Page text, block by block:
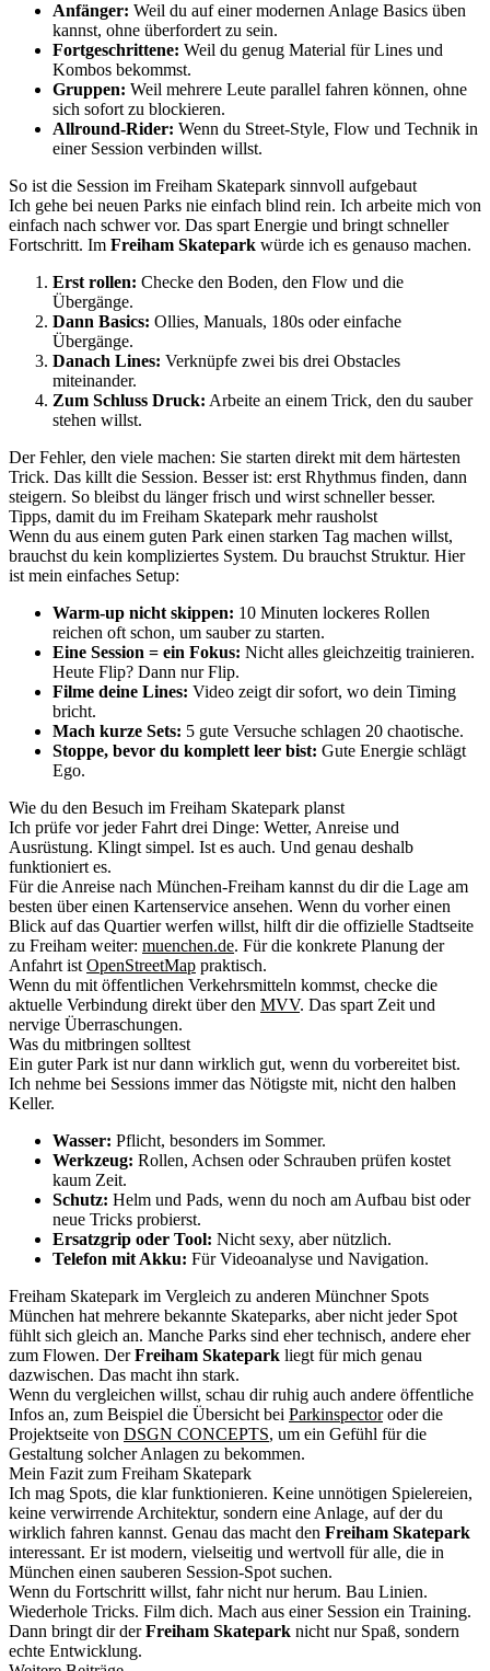
Anfänger: Weil du auf einer modernen Anlage Basics üben
kannst, ohne überfordert zu sein.
Fortgeschrittene: Weil du genug Material für Lines und
Kombos bekommst.
Gruppen: Weil mehrere Leute parallel fahren können, ohne
sich sofort zu blockieren.
Allround-Rider: Wenn du Street-Style, Flow und Technik in
einer Session verbinden willst.
So ist die Session im Freiham Skatepark sinnvoll aufgebaut
Ich gehe bei neuen Parks nie einfach blind rein. Ich arbeite mich von
einfach nach schwer vor. Das spart Energie und bringt schneller
Fortschritt. Im Freiham Skatepark würde ich es genauso machen.
Erst rollen: Checke den Boden, den Flow und die
Übergänge.
Dann Basics: Ollies, Manuals, 180s oder einfache
Übergänge.
Danach Lines: Verknüpfe zwei bis drei Obstacles
miteinander.
Zum Schluss Druck: Arbeite an einem Trick, den du sauber
stehen willst.
Der Fehler, den viele machen: Sie starten direkt mit dem härtesten
Trick. Das killt die Session. Besser ist: erst Rhythmus finden, dann
steigern. So bleibst du länger frisch und wirst schneller besser.
Tipps, damit du im Freiham Skatepark mehr rausholst
Wenn du aus einem guten Park einen starken Tag machen willst,
brauchst du kein kompliziertes System. Du brauchst Struktur. Hier
ist mein einfaches Setup:
Warm-up nicht skippen: 10 Minuten lockeres Rollen
reichen oft schon, um sauber zu starten.
Eine Session = ein Fokus: Nicht alles gleichzeitig trainieren.
Heute Flip? Dann nur Flip.
Filme deine Lines: Video zeigt dir sofort, wo dein Timing
bricht.
Mach kurze Sets: 5 gute Versuche schlagen 20 chaotische.
Stoppe, bevor du komplett leer bist: Gute Energie schlägt
Ego.
Wie du den Besuch im Freiham Skatepark planst
Ich prüfe vor jeder Fahrt drei Dinge: Wetter, Anreise und
Ausrüstung. Klingt simpel. Ist es auch. Und genau deshalb
funktioniert es.
Für die Anreise nach München-Freiham kannst du dir die Lage am
besten über einen Kartenservice ansehen. Wenn du vorher einen
Blick auf das Quartier werfen willst, hilft dir die offizielle Stadtseite
zu Freiham weiter: muenchen.de. Für die konkrete Planung der
Anfahrt ist OpenStreetMap praktisch.
Wenn du mit öffentlichen Verkehrsmitteln kommst, checke die
aktuelle Verbindung direkt über den MVV. Das spart Zeit und
nervige Überraschungen.
Was du mitbringen solltest
Ein guter Park ist nur dann wirklich gut, wenn du vorbereitet bist.
Ich nehme bei Sessions immer das Nötigste mit, nicht den halben
Keller.
Wasser: Pflicht, besonders im Sommer.
Werkzeug: Rollen, Achsen oder Schrauben prüfen kostet
kaum Zeit.
Schutz: Helm und Pads, wenn du noch am Aufbau bist oder
neue Tricks probierst.
Ersatzgrip oder Tool: Nicht sexy, aber nützlich.
Telefon mit Akku: Für Videoanalyse und Navigation.
Freiham Skatepark im Vergleich zu anderen Münchner Spots
München hat mehrere bekannte Skateparks, aber nicht jeder Spot
fühlt sich gleich an. Manche Parks sind eher technisch, andere eher
zum Flowen. DerFreiham Skatepark liegt für mich genau
dazwischen. Das macht ihn stark.
Wenn du vergleichen willst, schau dir ruhig auch andere öffentliche
Infos an, zum Beispiel die Übersicht bei Parkinspectoroder die
Projektseite von DSGN CONCEPTS, um ein Gefühl für die
Gestaltung solcher Anlagen zu bekommen.
Mein Fazit zum Freiham Skatepark
Ich mag Spots, die klar funktionieren. Keine unnötigen Spielereien,
keine verwirrende Architektur, sondern eine Anlage, auf der du
wirklich fahren kannst. Genau das macht den Freiham Skatepark
interessant. Er ist modern, vielseitig und wertvoll für alle, die in
München einen sauberen Session-Spot suchen.
Wenn du Fortschritt willst, fahr nicht nur herum. Bau Linien.
Wiederhole Tricks. Film dich. Mach aus einer Session ein Training.
Dann bringt dir derFreiham Skatepark nicht nur Spaß, sondern
echte Entwicklung.